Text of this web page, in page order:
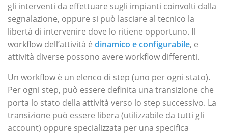
gli interventi da effettuare sugli impianti coinvolti dalla
segnalazione, oppure si può lasciare al tecnico la
libertà di intervenire dove lo ritiene opportuno. Il
workflow dell’attività è dinamico e configurabile, e
attività diverse possono avere workflow differenti.
Un workflow è un elenco di step (uno per ogni stato).
Per ogni step, può essere definita una transizione che
porta lo stato della attività verso lo step successivo. La
transizione può essere libera (utilizzabile da tutti gli
account) oppure specializzata per una specifica